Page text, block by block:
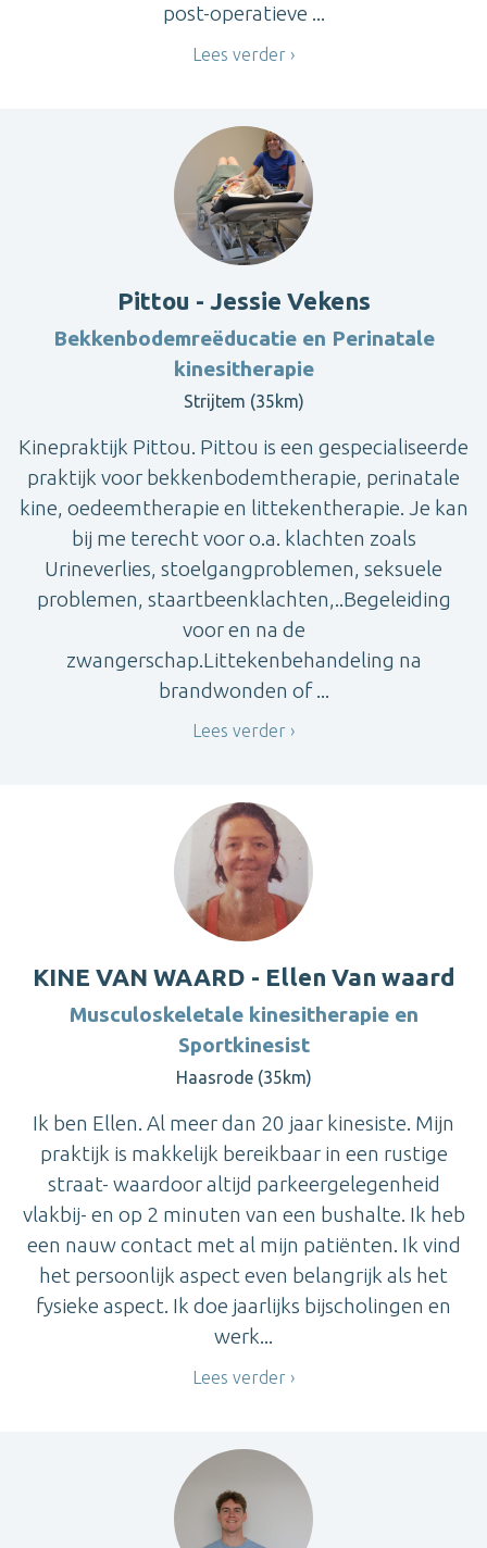
post-operatieve ...
Lees verder
Pittou - Jessie Vekens
Bekkenbodemreëducatie en Perinatale
kinesitherapie
Strijtem (35km)
Kinepraktijk Pittou. Pittou is een gespecialiseerde
praktijk voor bekkenbodemtherapie, perinatale
kine, oedeemtherapie en littekentherapie. Je kan
bij me terecht voor o.a. klachten zoals
Urineverlies, stoelgangproblemen, seksuele
problemen, staartbeenklachten,..Begeleiding
voor en na de
zwangerschap.Littekenbehandeling na
brandwonden of ...
Lees verder
KINE VAN WAARD - Ellen Van waard
Musculoskeletale kinesitherapie en
Sportkinesist
Haasrode (35km)
Ik ben Ellen. Al meer dan 20 jaar kinesiste. Mijn
praktijk is makkelijk bereikbaar in een rustige
straat- waardoor altijd parkeergelegenheid
vlakbij- en op 2 minuten van een bushalte. Ik heb
een nauw contact met al mijn patiënten. Ik vind
het persoonlijk aspect even belangrijk als het
fysieke aspect. Ik doe jaarlijks bijscholingen en
werk...
Lees verder